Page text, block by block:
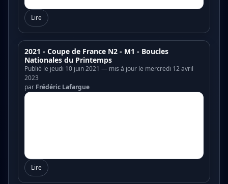
Lire
2021 - Coupe de France N2 - M1 - Boucles
Nationales du Printemps
Publié le jeudi 10 juin 2021 — mis à jour le mercredi 12 avril
2023
par Frédéric Lafargue
Lire